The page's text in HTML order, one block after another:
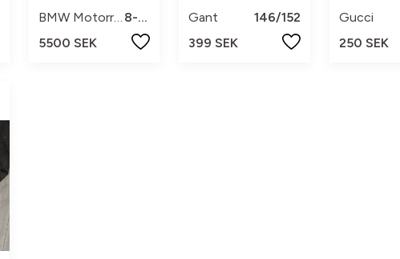
BMW Motorrad
8-10
5500 SEK
Gant
146/152
399 SEK
Gucci
250 SEK